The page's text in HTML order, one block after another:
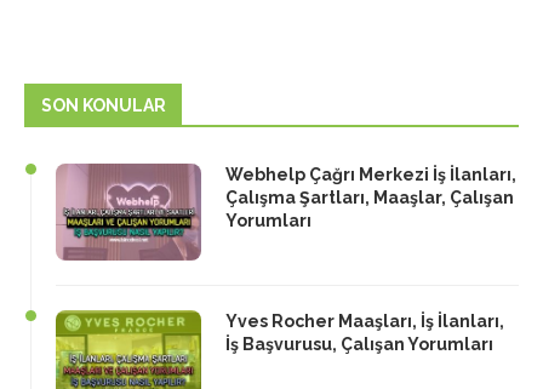
SON KONULAR
Webhelp Çağrı Merkezi İş İlanları,
Çalışma Şartları, Maaşlar, Çalışan
Yorumları
Yves Rocher Maaşları, İş İlanları,
İş Başvurusu, Çalışan Yorumları